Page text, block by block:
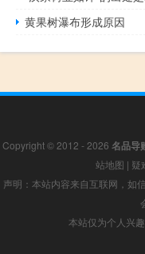
黄果树瀑布形成原因
Copyright © 2012 - 2026 名品导
站地图 | 疑
声明：本站内容来自互联网，如
本站仅为个人兴